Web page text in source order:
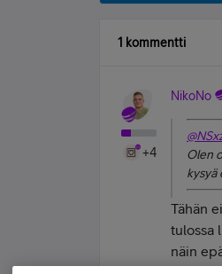
1 kommentti
+4
NikoNo
Olen
kysyä
Tähän
tulossa
näin